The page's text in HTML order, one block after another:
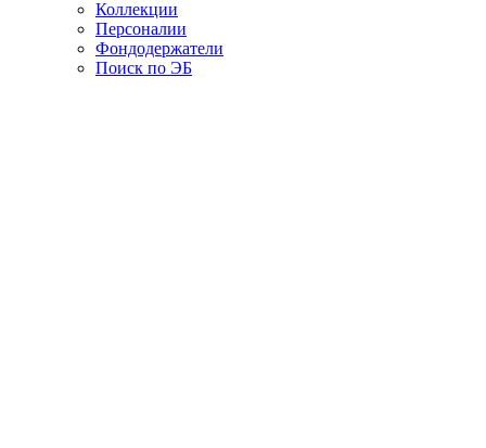
Коллекции
Персоналии
Фондодержатели
Поиск по ЭБ